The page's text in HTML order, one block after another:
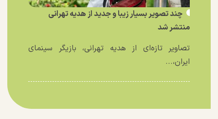
چند تصویر بسیار زیبا و جدید از هدیه تهرانی
منتشر شد
تصاویر تازه‌ای از هدیه تهرانی، بازیگر سینمای
ایران،...